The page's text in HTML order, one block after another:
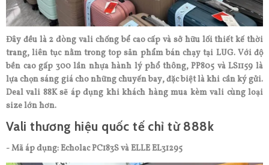
Đây đều là 2 dòng vali chống bể cao cấp và sở hữu lối thiết kế thời
trang, liên tục nằm trong top sản phẩm bán chạy tại LUG. Với độ
bền cao gấp 300 lần nhựa hành lý phổ thông, PP805 và LS1159 là
lựa chọn sáng giá cho những chuyến bay, đặc biệt là khi cần ký gửi.
Deal vali 88K sẽ áp dụng khi khách hàng mua kèm vali cùng loại
size lớn hơn.
Vali thương hiệu quốc tế chỉ từ 888k
- Mã áp dụng: Echolac PC183S và ELLE EL31295